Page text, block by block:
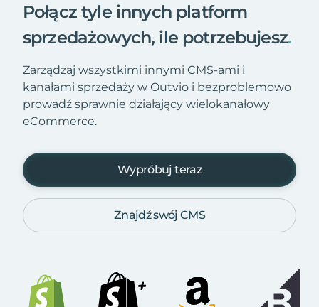
Połącz tyle innych platform
sprzedażowych, ile potrzebujesz.
Zarządzaj wszystkimi innymi CMS-ami i
kanałami sprzedaży w Outvio i bezproblemowo
prowadź sprawnie działający wielokanałowy
eCommerce.
Wypróbuj teraz
Znajdź swój CMS